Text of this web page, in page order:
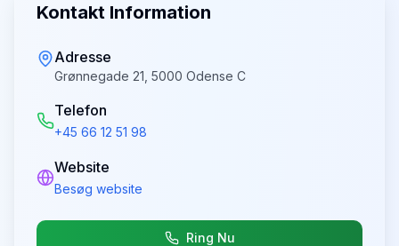
Kontakt Information
Adresse
Grønnegade 21, 5000 Odense C
Telefon
+45 66 12 51 98
Website
Besøg website
Ring Nu